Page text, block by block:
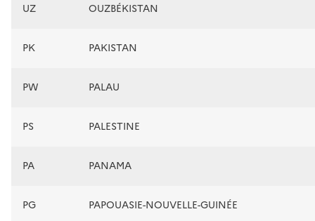
UZ OUZBÉKISTAN
PK PAKISTAN
PW PALAU
PS PALESTINE
PA PANAMA
PG PAPOUASIE-NOUVELLE-GUINÉE